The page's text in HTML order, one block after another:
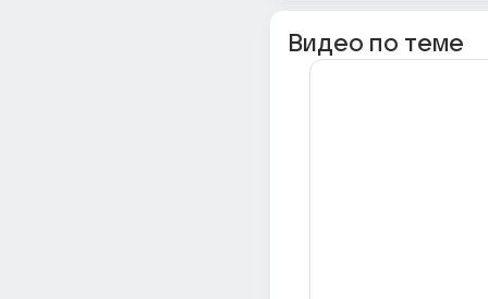
Видео по теме